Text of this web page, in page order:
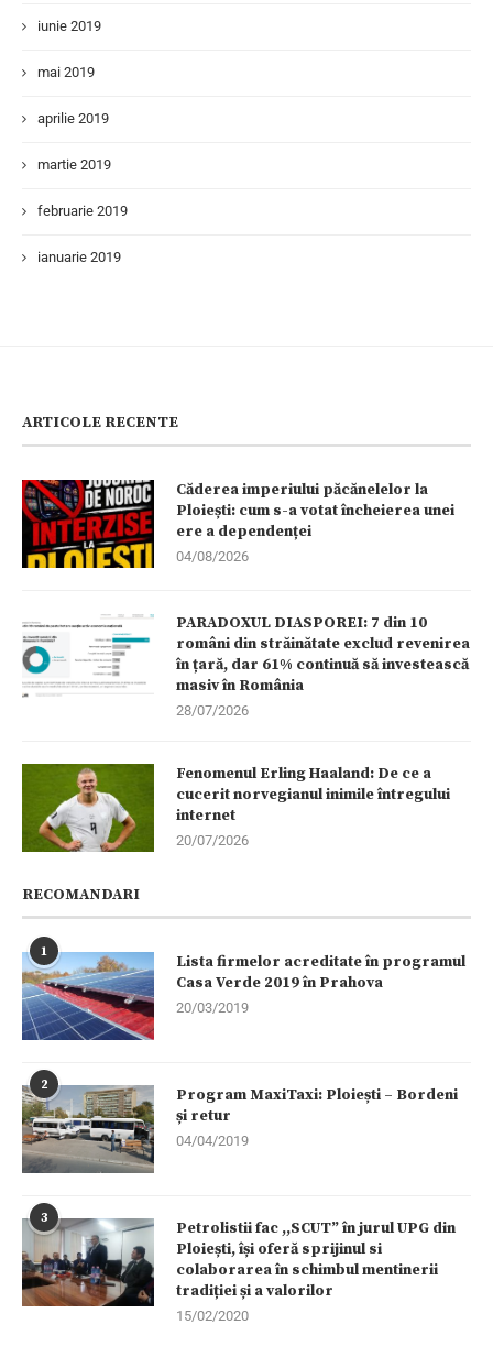
iunie 2019
mai 2019
aprilie 2019
martie 2019
februarie 2019
ianuarie 2019
ARTICOLE RECENTE
Căderea imperiului păcănelelor la
Ploiești: cum s-a votat încheierea unei
ere a dependenței
04/08/2026
PARADOXUL DIASPOREI: 7 din 10
români din străinătate exclud revenirea
în țară, dar 61% continuă să investească
masiv în România
28/07/2026
Fenomenul Erling Haaland: De ce a
cucerit norvegianul inimile întregului
internet
20/07/2026
RECOMANDARI
1
Lista firmelor acreditate în programul
Casa Verde 2019 în Prahova
20/03/2019
2
Program MaxiTaxi: Ploiești – Bordeni
și retur
04/04/2019
3
Petrolistii fac ,,SCUT” în jurul UPG din
Ploiești, își oferă sprijinul si
colaborarea în schimbul mentinerii
tradiției și a valorilor
15/02/2020